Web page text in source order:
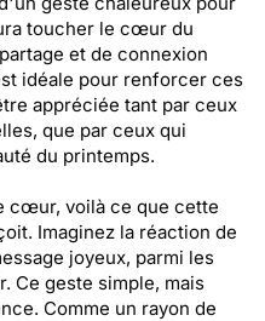
toucher le cœur du
et de connexion
idéale pour renforcer ces
appréciée tant par ceux
que par ceux qui
du printemps.
cœur, voilà ce que cette
Imaginez la réaction de
joyeux, parmi les
Ce geste simple, mais
Comme un rayon de